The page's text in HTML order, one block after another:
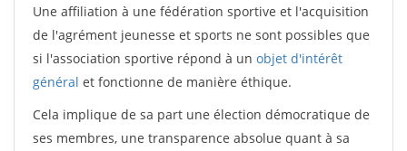
Une affiliation à une fédération sportive et l'acquisition
de l'agrément jeunesse et sports ne sont possibles que
si l'association sportive répond à un objet d'intérêt
général et fonctionne de manière éthique.
Cela implique de sa part une élection démocratique de
ses membres, une transparence absolue quant à sa